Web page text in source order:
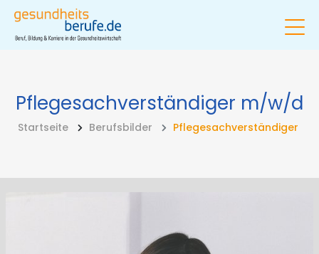
Pflegesachverständiger m/w/d
Startseite Berufsbilder Pflegesachverständiger